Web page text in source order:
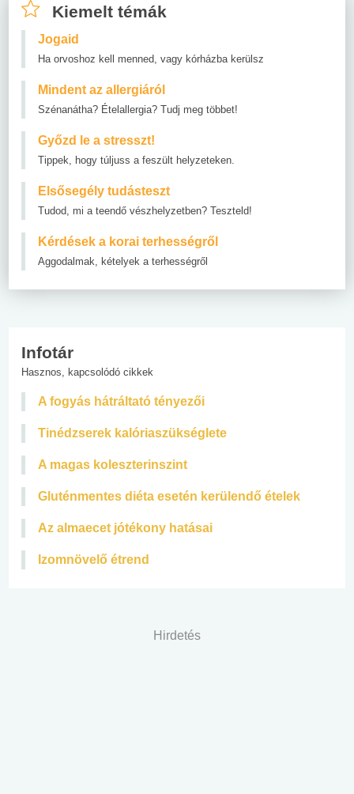
Kiemelt témák
Jogaid
Ha orvoshoz kell menned, vagy kórházba kerülsz
Mindent az allergiáról
Szénanátha? Ételallergia? Tudj meg többet!
Győzd le a stresszt!
Tippek, hogy túljuss a feszült helyzeteken.
Elsősegély tudásteszt
Tudod, mi a teendő vészhelyzetben? Teszteld!
Kérdések a korai terhességről
Aggodalmak, kételyek a terhességről
Infotár
Hasznos, kapcsolódó cikkek
A fogyás hátráltató tényezői
Tinédzserek kalóriaszükséglete
A magas koleszterinszint
Gluténmentes diéta esetén kerülendő ételek
Az almaecet jótékony hatásai
Izomnövelő étrend
Hirdetés